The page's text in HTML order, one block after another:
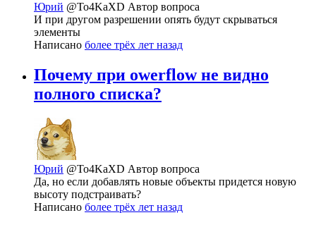
Юрий @To4KaXD Автор вопроса
И при другом разрешении опять будут скрываться
элементы
Написано более трёх лет назад
Почему при owerflow не видно
полного списка?
Юрий @To4KaXD Автор вопроса
Да, но если добавлять новые объекты придется новую
высоту подстраивать?
Написано более трёх лет назад